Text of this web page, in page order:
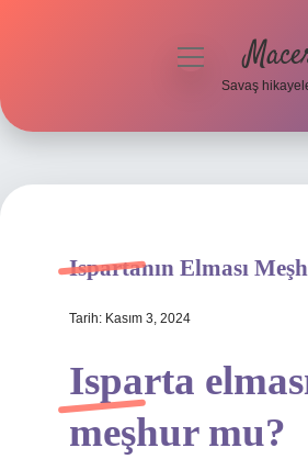
menüyü
Savaş
Ispartanın Elması
Tarih: Kasım 3, 2024
Isparta
meşhur mu?